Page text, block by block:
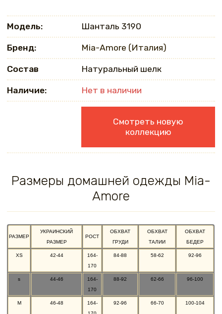
Модель: Шанталь 3190
Бренд: Mia-Amore (Италия)
Состав Натуральный шелк
Наличие: Нет в наличии
Смотреть новую
коллекцию
Размеры домашней одежды Mia-
Amore
РАЗМЕР
УКРАИНСКИЙ
РАЗМЕР
РОСТ
ОБХВАТ
ГРУДИ
ОБХВАТ
ТАЛИИ
ОБХВАТ
БЕДЕР
XS 42-44
164-
170
84-88 58-62 92-96
s 44-46
164-
170
88-92 62-66 96-100
M 46-48
164-
92-96 66-70 100-104